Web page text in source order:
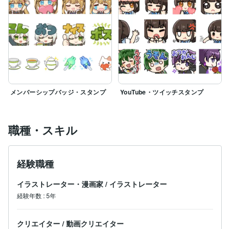
メンバーシップバッジ・スタンプ YouTube・ツイッチスタンプ
職種・スキル
経験職種
イラストレーター・漫画家 / イラストレーター
経験年数 :5年
クリエイター / 動画クリエイター